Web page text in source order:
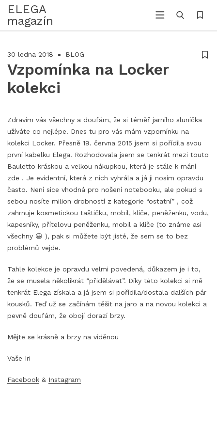
ELEGA
magazín
30 ledna 2018 BLOG
Vzpomínka na Locker
kolekci
Zdravím vás všechny a doufám, že si téměř jarního sluníčka
užíváte co nejlépe. Dnes tu pro vás mám vzpomínku na
kolekci Locker. Přesně 19. června 2015 jsem si pořídila svou
první kabelku Elega. Rozhodovala jsem se tenkrát mezi touto
Bauletto kráskou a velkou nákupkou, která je stále k mání
zde . Je evidentní, která z nich vyhrála a já ji nosím opravdu
často. Není sice vhodná pro nošení notebooku, ale pokud s
sebou nosíte milion drobností z kategorie “ostatní” , což
zahrnuje kosmetickou taštičku, mobil, klíče, peněženku, vodu,
kapesníky, přítelovu peněženku, mobil a klíče (to známe asi
všechny 😀 ), pak si můžete být jisté, že sem se to bez
problémů vejde.
Tahle kolekce je opravdu velmi povedená, důkazem je i to,
že se musela několikrát “přidělávat”. Díky této kolekci si mě
tenkrát Elega získala a já jsem si pořídila/dostala dalších pár
kousků. Teď už se začínám těšit na jaro a na novou kolekci a
pevně doufám, že obojí dorazí brzy.
Mějte se krásně a brzy na viděnou
Vaše Iri
Facebook & Instagram